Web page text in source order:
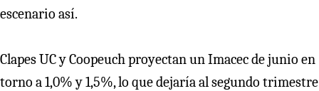
escenario así.
Clapes UC y Coopeuch proyectan un Imacec de junio en
torno a 1,0% y 1,5%, lo que dejaría al segundo trimestre